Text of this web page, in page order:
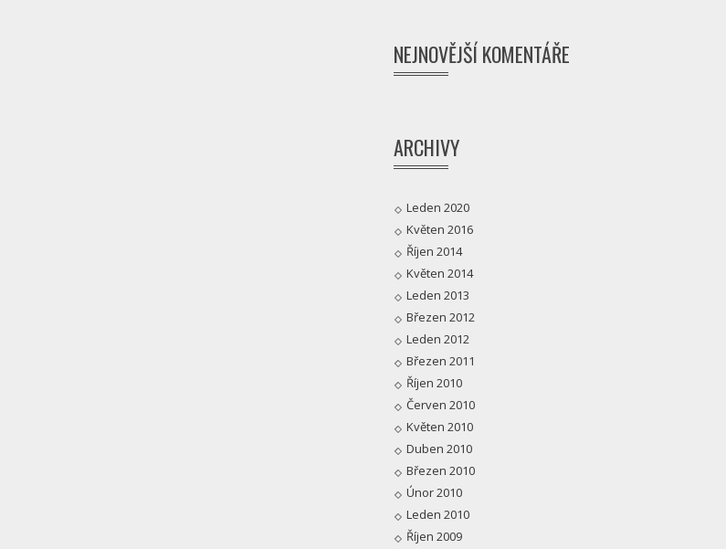
NEJNOVĚJŠÍ KOMENTÁŘE
ARCHIVY
Leden 2020
Květen 2016
Říjen 2014
Květen 2014
Leden 2013
Březen 2012
Leden 2012
Březen 2011
Říjen 2010
Červen 2010
Květen 2010
Duben 2010
Březen 2010
Únor 2010
Leden 2010
Říjen 2009